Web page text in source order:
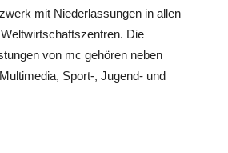
mit Niederlassungen in allen
Die
von mc gehören neben
Sport-, Jugend- und